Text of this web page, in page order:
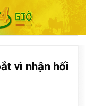
vì nhận hối